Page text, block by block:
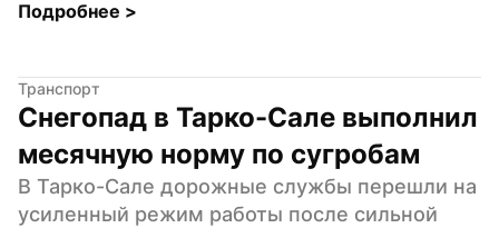
Подробнее >
Транспорт
Снегопад в Тарко-Сале выполнил
месячную норму по сугробам
В Тарко-Сале дорожные службы перешли на
усиленный режим работы после сильной